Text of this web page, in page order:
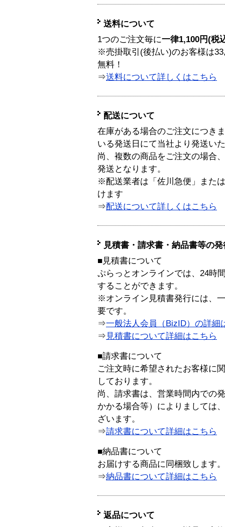
送料について
1つのご注文毎に一律1,100円(税
※売掛取引(後払い)のお客様は
無料！
⇒送料について詳しくはこちら
配送について
在庫がある場合のご注文につき
いる発送日にて当社より発送い
尚、複数の商品をご注文の場合
発送となります。
※配送業者は「佐川急便」また
けます
⇒配送について詳しくはこちら
見積書・請求書・納品書等の
■見積書について
ぷらっとオンラインでは、24時
することができます。
※オンライン見積書発行には、
要です。
⇒一般法人会員（BizID）の詳細
⇒ 見積書について詳細はこちら
■請求書について
ご注文時に希望されたお客様に
しております。
尚、請求書は、営業時間内での
かかる場合等）によりましては
ざいます。
⇒請求書について詳細はこちら
■納品書について
お届けする商品に同梱致します。
⇒納品書について詳細はこちら
返品について